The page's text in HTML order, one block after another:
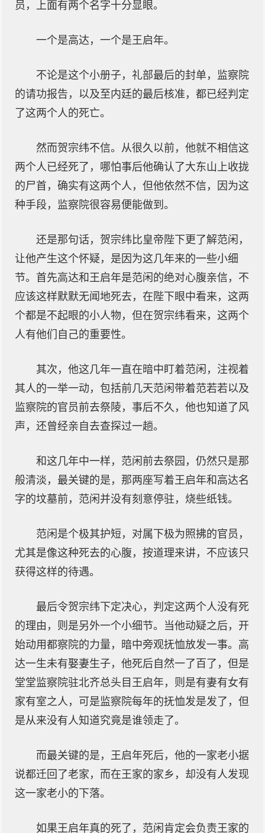
员，上面有两个名字十分显眼。
一个是高达，一个是王启年。
不论是这个小册子，礼部最后的封单，监察院
的请功报告，以及至内廷的最后核准，都已经判定
了这两个人的死亡。
然而贺宗纬不信。从很久以前，他就不相信这
两个人已经死了，哪怕事后他确认了大东山上收拢
的尸首，确实有这两个人，但他依然不信，因为这
种手段，监察院很容易便能做到。
还是那句话，贺宗纬比皇帝陛下更了解范闲，
让他产生这个怀疑，是因为这几年来的一些小细
节。首先高达和王启年是范闲的绝对心腹亲信，不
应该这样默默无闻地死去，在陛下眼中看来，这两
个都是不起眼的小人物，但在贺宗纬看来，这两个
人有他们自己的重要性。
其次，他这几年一直在暗中盯着范闲，注视着
其人的一举一动，包括前几天范闲带着范若若以及
监察院的官员前去祭陵，事后不久，他也知道了风
声，还曾经亲自去查探过一趟。
和这几年中一样，范闲前去祭园，仍然只是那
般清淡，最关键的是，那两座写着王启年和高达名
字的坟墓前，范闲并没有刻意停驻，烧些纸钱。
范闲是个极其护短，对属下极为照拂的官员，
尤其是像这种死去的心腹，按道理来讲，不应该只
获得这样的待遇。
最后令贺宗纬下定决心，判定这两个人没有死
的理由，则是另外一个小细节。当他动疑之后，开
始动用都察院的力量，暗中旁观抚恤放发一事。高
达一生未有娶妻生子，他死后自然一了百了，但是
堂堂监察院驻北齐总头目王启年，则是有妻有女有
家有室之人，可是监察院每年的抚恤发是发了，但
是从来没有人知道究竟是谁领走了。
而最关键的是，王启年死后，他的一家老小据
说都迁回了老家，而在王家的家乡，却没有人发现
这一家老小的下落。
如果王启年真的死了，范闲肯定会负责王家的